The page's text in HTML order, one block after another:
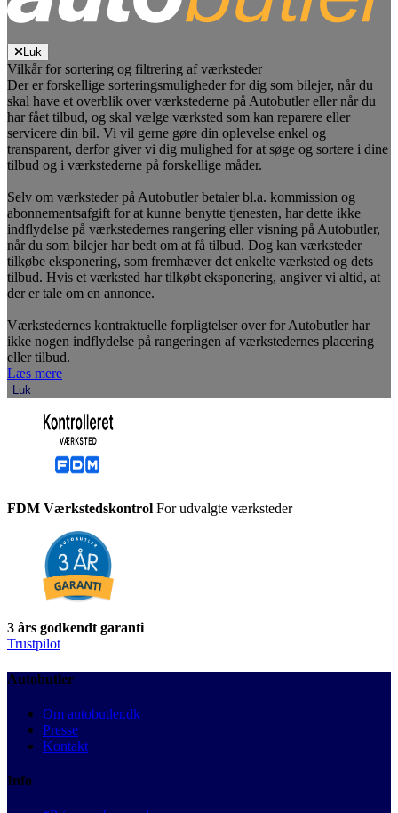
Luk
Vilkår for sortering og filtrering af værksteder
Der er forskellige sorteringsmuligheder for dig som bilejer, når du
skal have et overblik over værkstederne på Autobutler eller når du
har fået tilbud, og skal vælge værksted som kan reparere eller
servicere din bil. Vi vil gerne gøre din oplevelse enkel og
transparent, derfor giver vi dig mulighed for at søge og sortere i dine
tilbud og i værkstederne på forskellige måder.
Selv om værksteder på Autobutler betaler bl.a. kommission og
abonnementsafgift for at kunne benytte tjenesten, har dette ikke
indflydelse på værkstedernes rangering eller visning på Autobutler,
når du som bilejer har bedt om at få tilbud. Dog kan værksteder
tilkøbe eksponering, som fremhæver det enkelte værksted og dets
tilbud. Hvis et værksted har tilkøbt eksponering, angiver vi altid, at
der er tale om en annonce.
Værkstedernes kontraktuelle forpligtelser over for Autobutler har
ikke nogen indflydelse på rangeringen af værkstedernes placering
eller tilbud.
Læs mere
Luk
FDM Værkstedskontrol For udvalgte værksteder
3 års godkendt garanti
Trustpilot
Autobutler
Om autobutler.dk
Presse
Kontakt
Info